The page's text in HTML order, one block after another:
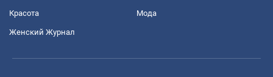
Красота Мода
Женский Журнал